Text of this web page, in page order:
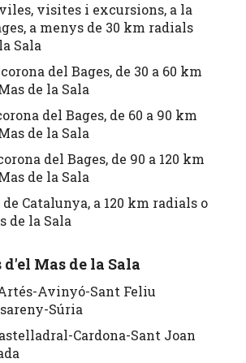
visites i excursions, a la
a menys de 30 km radials
Sala
del Bages, de 30 a 60 km
de la Sala
del Bages, de 60 a 90 km
de la Sala
del Bages, de 90 a 120 km
de la Sala
Catalunya, a 120 km radials o
de la Sala
Mas de la Sala
Avinyó-Sant Feliu
Súria
Cardona-Sant Joan